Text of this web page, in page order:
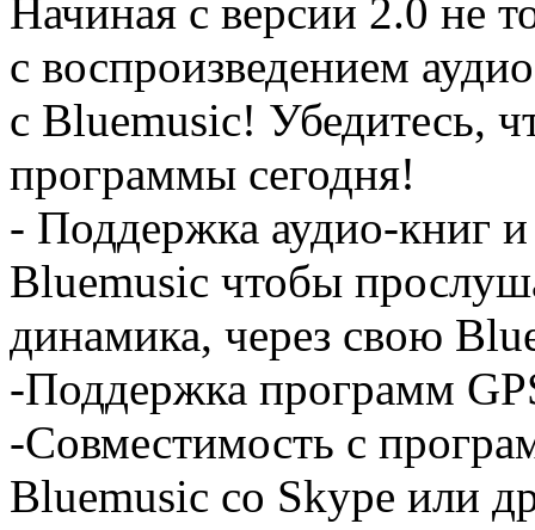
Начиная с версии 2.0 не
с воспроизведением
с Bluemusic! Убедитесь,
программы сегодня!
- Поддержка аудио-книг
Bluemusic чтобы
динамика, через свою
-Поддержка программ
-Совместимость с
Bluemusic со Skype или